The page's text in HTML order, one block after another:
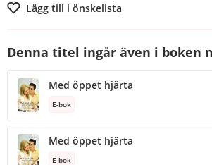
Lägg till i önskelista
Denna titel ingår även i boken
Med öppet hjärta
E-bok
Med öppet hjärta
E-bok